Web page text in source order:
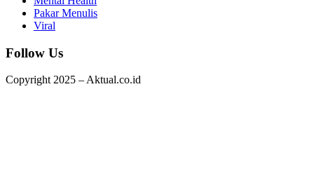
Pakar Menulis
Viral
Follow Us
Copyright 2025 – Aktual.co.id